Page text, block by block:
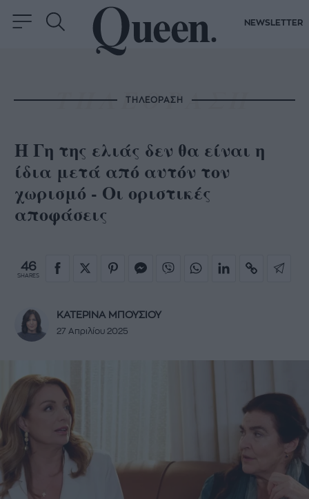
NEWSLETTER
ΤΗΛΕΟΡΑΣΗ
Η Γη της ελιάς δεν θα είναι η
ίδια μετά από αυτόν τον
χωρισμό - Οι οριστικές
αποφάσεις
46
SHARES
ΚΑΤΕΡΙΝΑ ΜΠΟΥΣΙΟΥ
27 Απριλίου 2025